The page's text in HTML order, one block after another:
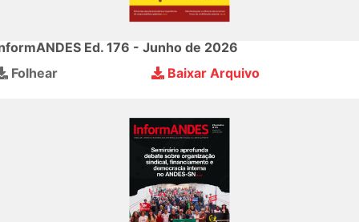
Ed. 176 - Junho de 2026
Folhear
Baixar Arquivo